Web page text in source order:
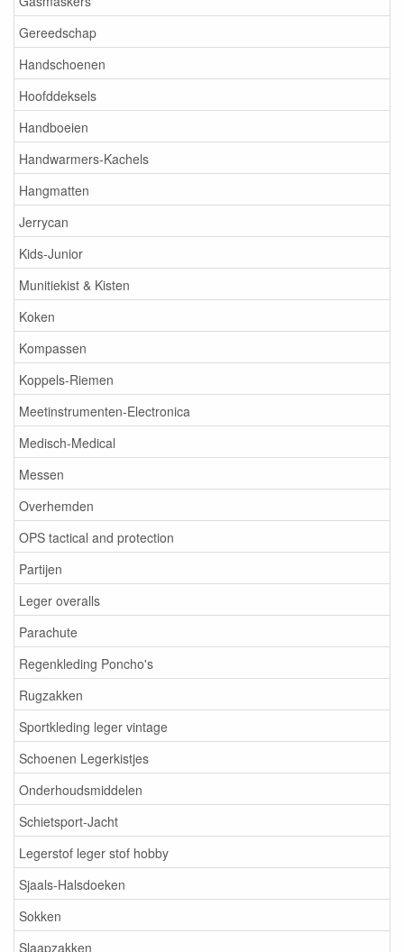
Gereedschap
Handschoenen
Hoofddeksels
Handboeien
Handwarmers-Kachels
Hangmatten
Jerrycan
Kids-Junior
Munitiekist & Kisten
Koken
Kompassen
Koppels-Riemen
Meetinstrumenten-Electronica
Medisch-Medical
Messen
Overhemden
OPS tactical and protection
Partijen
Leger overalls
Parachute
Regenkleding Poncho's
Rugzakken
Sportkleding leger vintage
Schoenen Legerkistjes
Onderhoudsmiddelen
Schietsport-Jacht
Legerstof leger stof hobby
Sjaals-Halsdoeken
Sokken
Slaapzakken